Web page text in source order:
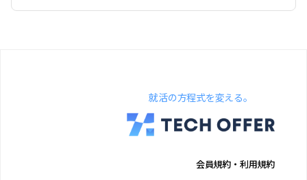
就活の方程式を変える。
会員規約・利用規約